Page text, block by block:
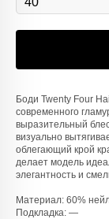
Боди Twenty Four
современного
выразительный
визуально
облегающий крой
делает модель
элегантность и
Материал: 60%
Подкладка: —
Любую
примерить
в ТРЦ
Адрес:Москва,
Телефон: +7 (966)